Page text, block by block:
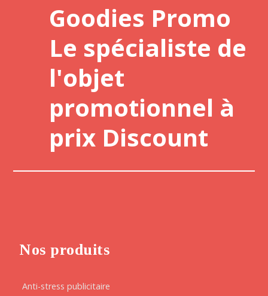
Goodies Promo
Le spécialiste de
l'objet
promotionnel à
prix Discount
Nos produits
Anti-stress publicitaire